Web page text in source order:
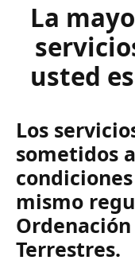
La
usted
Los
sometidos
mismo
Terrestres.